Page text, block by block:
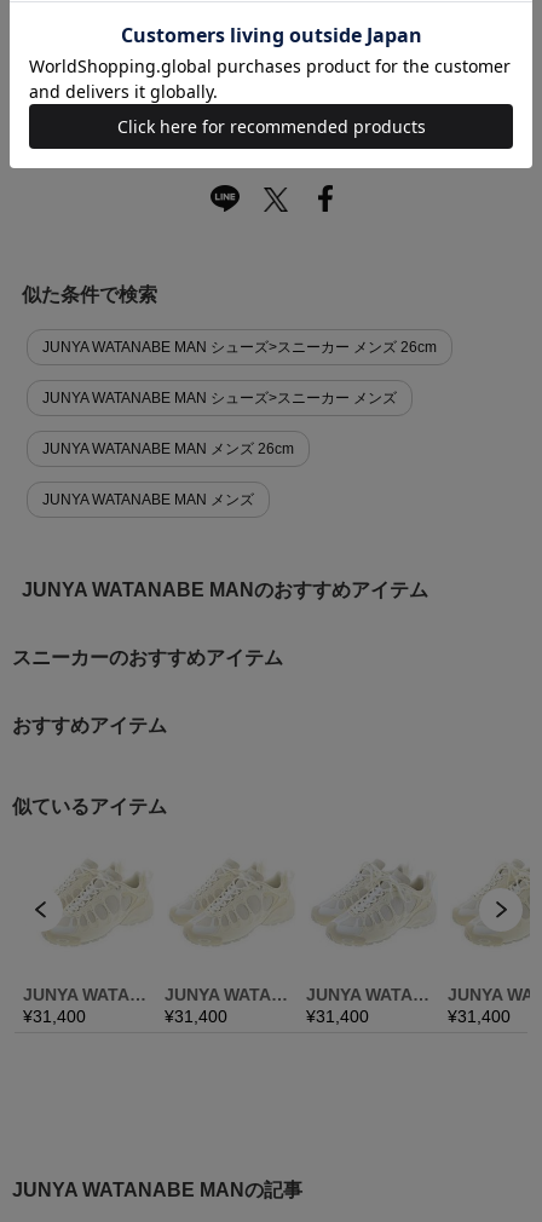
お買い物時のご利用ガイドはこちら
商品に関する問い合わせ
似た条件で検索
JUNYA WATANABE MAN シューズ>スニーカー メンズ 26cm
JUNYA WATANABE MAN シューズ>スニーカー メンズ
JUNYA WATANABE MAN メンズ 26cm
JUNYA WATANABE MAN メンズ
JUNYA WATANABE MANのおすすめアイテム
スニーカーのおすすめアイテム
おすすめアイテム
JUNYA WATANABE MANの記事